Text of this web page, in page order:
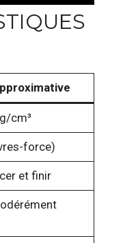
cm³
force)
et finir